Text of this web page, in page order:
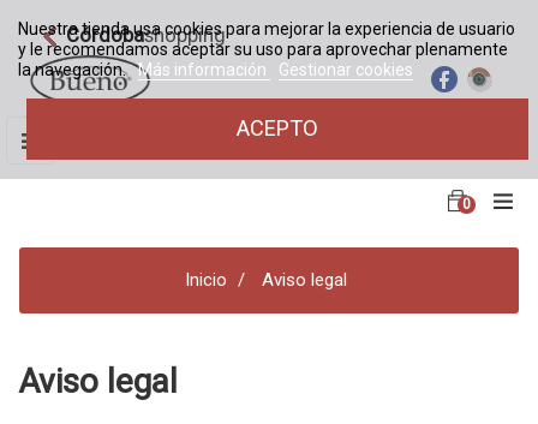
Córdobashopping
Nuestra tienda usa cookies para mejorar la experiencia de usuario
y le recomendamos aceptar su uso para aprovechar plenamente
la navegación. Más información Gestionar cookies
ACEPTO
Navegación
de
palanca
☰
0
Inicio Aviso legal
Aviso legal